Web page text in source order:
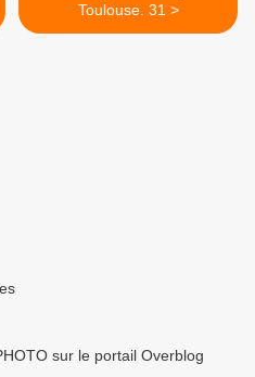
Toulouse. 31 >
sur le portail Overblog